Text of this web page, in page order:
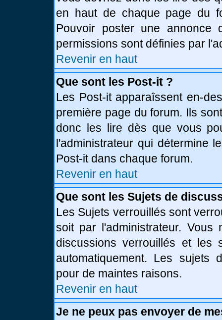
en haut de chaque page du
Pouvoir poster une annonce
permissions sont définies par
Revenir en haut
Que sont les Post-it ?
Les Post-it apparaîssent en-
première page du forum. Ils
donc les lire dès que vous
l'administrateur qui détermine
Post-it dans chaque forum.
Revenir en haut
Que sont les Sujets de
Les Sujets verrouillés sont
soit par l'administrateur.
discussions verrouillés et les
automatiquement. Les sujets
pour de maintes raisons.
Revenir en haut
Je ne peux pas envoyer de